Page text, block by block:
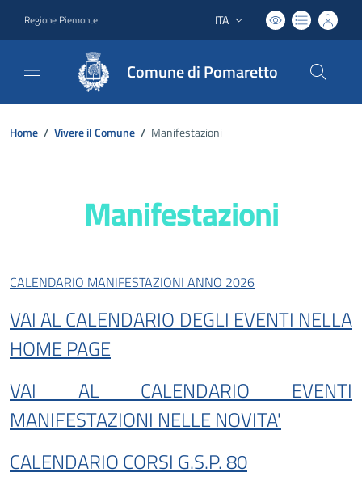
Regione Piemonte Lingua attiva:
ITA
Comune di Pomaretto
Home / Vivere il Comune / Manifestazioni
Manifestazioni
CALENDARIO MANIFESTAZIONI ANNO 2026
VAI AL CALENDARIO DEGLI EVENTI NELLA
HOME PAGE
VAI AL CALENDARIO EVENTI
MANIFESTAZIONI NELLE NOVITA'
CALENDARIO CORSI G.S.P. 80